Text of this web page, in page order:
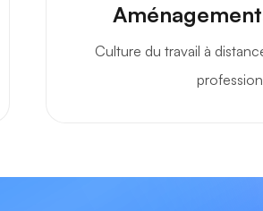
Culture du travail à